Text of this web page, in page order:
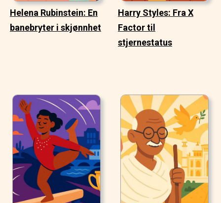
Helena Rubinstein: En
banebryter i skjønnhet
Harry Styles: Fra X
Factor til
stjernestatus